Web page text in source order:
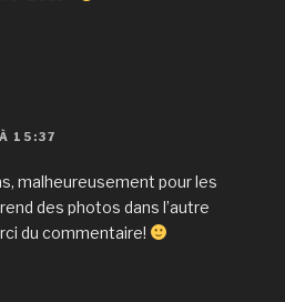
15:37
malheureusement pour les
des photos dans l’autre
du commentaire!